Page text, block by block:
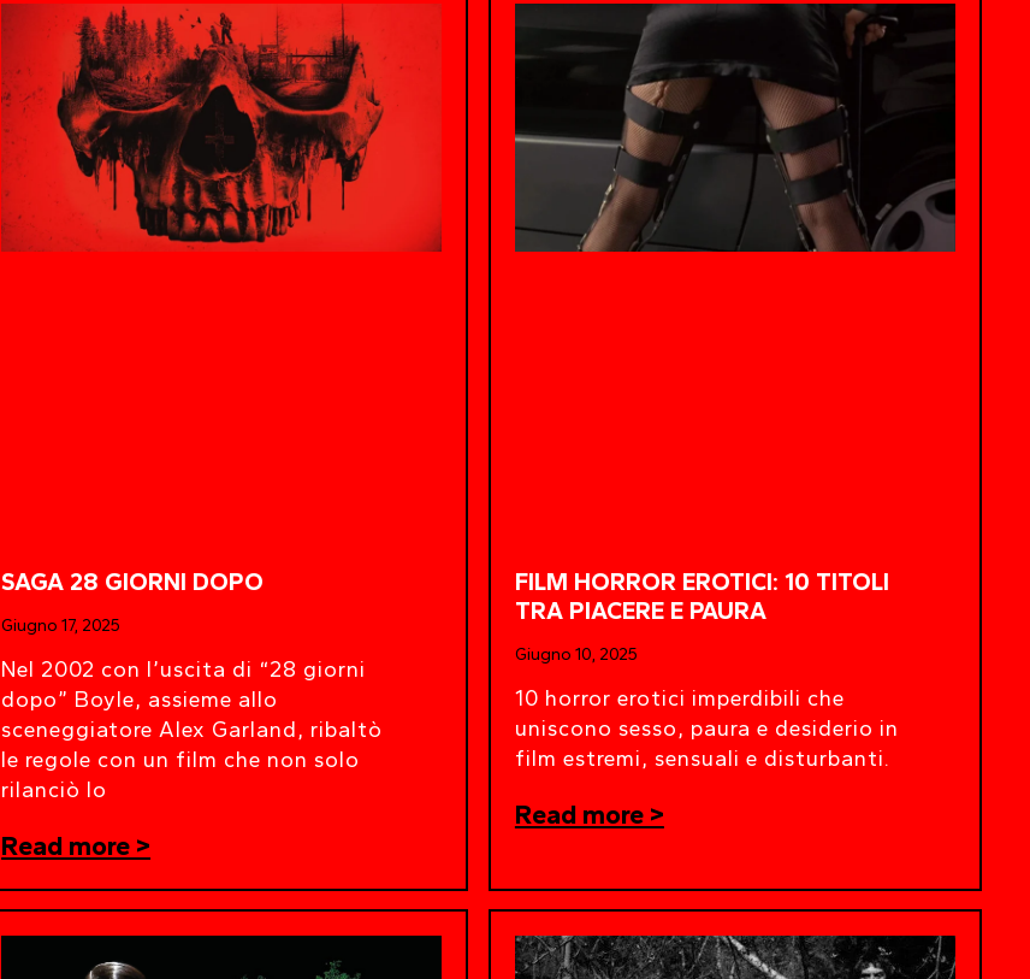
SAGA 28 GIORNI DOPO
Giugno 17, 2025
Nel 2002 con l’uscita di “28 giorni
dopo” Boyle, assieme allo
sceneggiatore Alex Garland, ribaltò
le regole con un film che non solo
rilanciò lo
Read more >
FILM HORROR EROTICI: 10 TITOLI
TRA PIACERE E PAURA
Giugno 10, 2025
10 horror erotici imperdibili che
uniscono sesso, paura e desiderio in
film estremi, sensuali e disturbanti.
Read more >